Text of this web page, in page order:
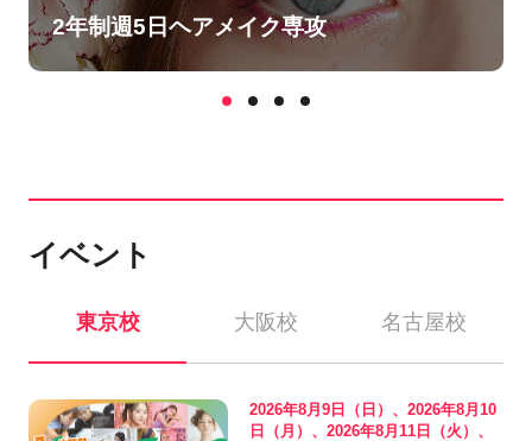
2年制週5日ヘアメイク専攻
イベント
東京校 大阪校 名古屋校
2026年8月9日（日）、2026年8月10
日（月）、2026年8月11日（火）、